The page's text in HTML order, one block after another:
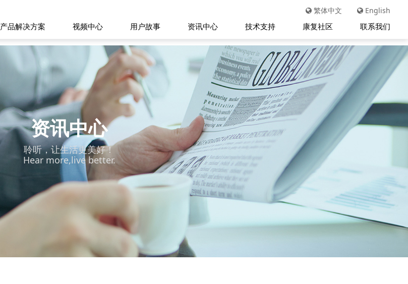
繁体中文 English
产品解决方案 视频中心 用户故事 资讯中心 技术支持 康复社区 联系我们
资讯中心
聆听，让生活更美好！
Hear more,live better.